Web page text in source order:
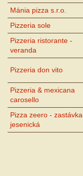
Mánia pizza s.r.o.
Pizzeria sole
Pizzeria ristorante -
veranda
Pizzeria don vito
Pizzeria & mexicana
carosello
Pizza zeero - zastávka
jesenická